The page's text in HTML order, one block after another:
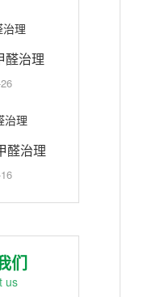
醛治理
醛治理
们
us